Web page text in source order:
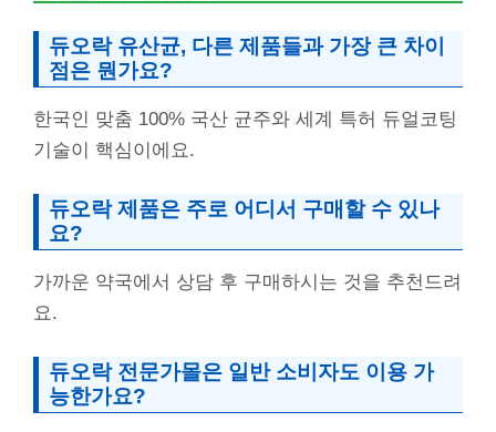
듀오락 유산균, 다른 제품들과 가장 큰 차이
점은 뭔가요?
한국인 맞춤 100% 국산 균주와 세계 특허 듀얼코팅
기술이 핵심이에요.
듀오락 제품은 주로 어디서 구매할 수 있나
요?
가까운 약국에서 상담 후 구매하시는 것을 추천드려
요.
듀오락 전문가몰은 일반 소비자도 이용 가
능한가요?